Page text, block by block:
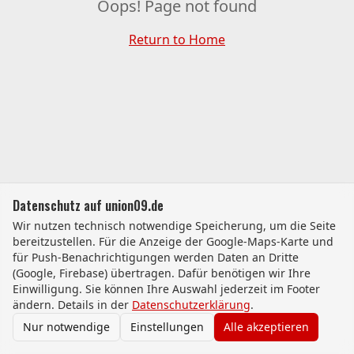
Oops! Page not found
Return to Home
Datenschutz auf union09.de
Wir nutzen technisch notwendige Speicherung, um die Seite
bereitzustellen. Für die Anzeige der Google-Maps-Karte und
für Push-Benachrichtigungen werden Daten an Dritte
(Google, Firebase) übertragen. Dafür benötigen wir Ihre
Einwilligung. Sie können Ihre Auswahl jederzeit im Footer
ändern. Details in der Datenschutzerklärung.
Nur notwendige
Einstellungen Alle akzeptieren